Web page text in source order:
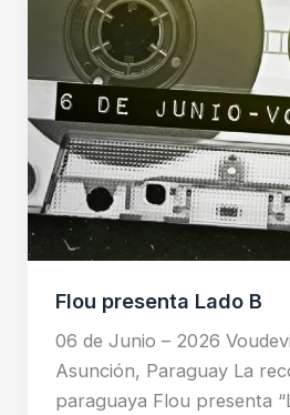
Flou presenta Lado B
06 de Junio – 2026
Asunción, Paraguay La
paraguaya Flou presenta